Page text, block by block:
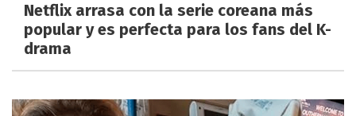
Netflix arrasa con la serie coreana más
popular y es perfecta para los fans del K-
drama